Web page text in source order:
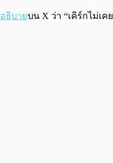
อธิบายบน X ว่า “เคิร์กไม่เ